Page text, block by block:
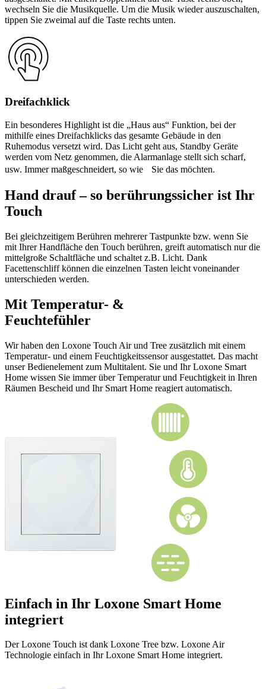
wechseln Sie die Musikquelle. Um die Musik wieder auszuschalten,
tippen Sie zweimal auf die Taste rechts unten.
Dreifachklick
Ein besonderes Highlight ist die „Haus aus“ Funktion, bei der
mithilfe eines Dreifachklicks das gesamte Gebäude in den
Ruhemodus versetzt wird. Das Licht geht aus, Standby Geräte
werden vom Netz genommen, die Alarmanlage stellt sich scharf,
usw. Immer maßgeschneidert, so wie Sie das möchten.
Hand drauf – so berührungssicher ist Ihr
Touch
Bei gleichzeitigem Berühren mehrerer Tastpunkte bzw. wenn Sie
mit Ihrer Handfläche den Touch berühren, greift automatisch nur die
mittelgroße Schaltfläche und schaltet z.B. Licht. Dank
Facettenschliff können die einzelnen Tasten leicht voneinander
unterschieden werden.
Mit Temperatur- &
Feuchtefühler
Wir haben den Loxone Touch Air und Tree zusätzlich mit einem
Temperatur- und einem Feuchtigkeitssensor ausgestattet. Das macht
unser Bedienelement zum Multitalent. Sie und Ihr Loxone Smart
Home wissen Sie immer über Temperatur und Feuchtigkeit in Ihren
Räumen Bescheid und Ihr Smart Home reagiert automatisch.
Einfach in Ihr Loxone Smart Home
integriert
Der Loxone Touch ist dank Loxone Tree bzw. Loxone Air
Technologie einfach in Ihr Loxone Smart Home integriert.